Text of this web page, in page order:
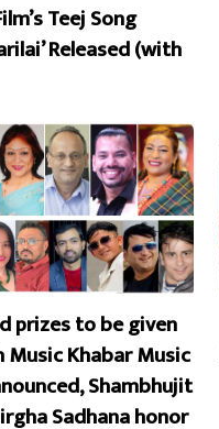
Teej Song
Released (with
prizes to be given
Music Khabar Music
Shambhujit
Sadhana honor